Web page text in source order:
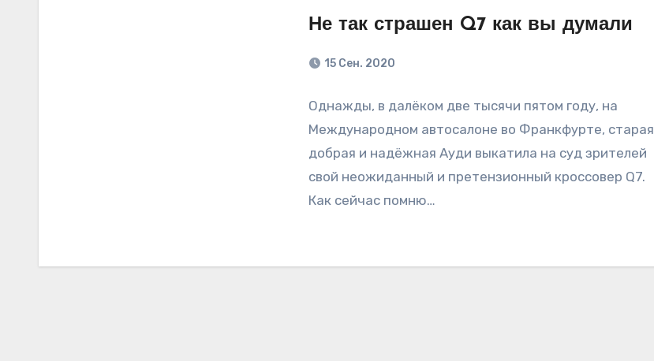
Не так страшен Q7 как вы думали
15 Сен. 2020
Однажды, в далёком две тысячи пятом году, на
Международном автосалоне во Франкфурте, старая
добрая и надёжная Ауди выкатила на суд зрителей
свой неожиданный и претензионный кроссовер Q7.
Как сейчас помню…